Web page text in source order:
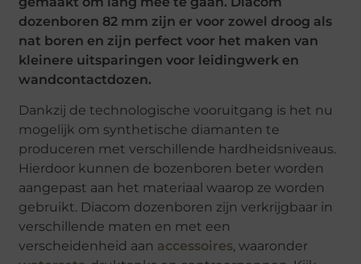
dozenboren 82 mm zijn er voor zowel droog als
nat boren en zijn perfect voor het maken van
kleinere uitsparingen voor leidingwerk en
wandcontactdozen.
Dankzij de technologische vooruitgang is het nu
mogelijk om synthetische diamanten te
produceren met verschillende hardheidsniveaus.
Hierdoor kunnen de bozenboren beter worden
aangepast aan het materiaal waarop ze worden
gebruikt. Diacom dozenboren zijn verkrijgbaar in
verschillende maten en met een
verscheidenheid aan accessoires, waaronder